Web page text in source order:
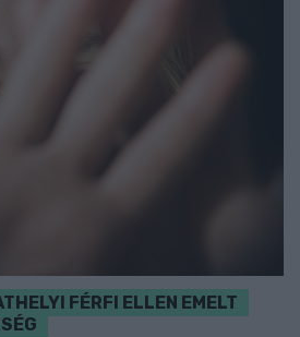
FÉRFI ELLEN EMELT